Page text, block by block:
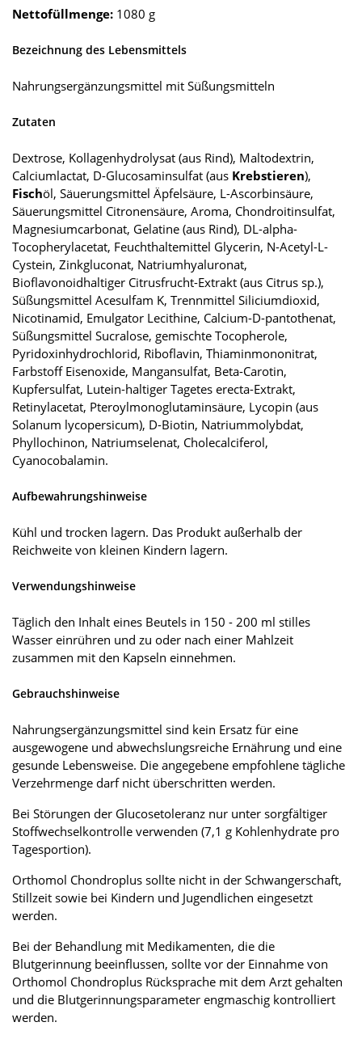
Nettofüllmenge: 1080 g
Bezeichnung des Lebensmittels
Nahrungsergänzungsmittel mit Süßungsmitteln
Zutaten
Dextrose, Kollagenhydrolysat (aus Rind), Maltodextrin,
Calciumlactat, D-Glucosaminsulfat (aus Krebstieren),
Fischöl, Säuerungsmittel Äpfelsäure, L-Ascorbinsäure,
Säuerungsmittel Citronensäure, Aroma, Chondroitinsulfat,
Magnesiumcarbonat, Gelatine (aus Rind), DL-alpha-
Tocopherylacetat, Feuchthaltemittel Glycerin, N-Acetyl-L-
Cystein, Zinkgluconat, Natriumhyaluronat,
Bioflavonoidhaltiger Citrusfrucht-Extrakt (aus Citrus sp.),
Süßungsmittel Acesulfam K, Trennmittel Siliciumdioxid,
Nicotinamid, Emulgator Lecithine, Calcium-D-pantothenat,
Süßungsmittel Sucralose, gemischte Tocopherole,
Pyridoxinhydrochlorid, Riboflavin, Thiaminmononitrat,
Farbstoff Eisenoxide, Mangansulfat, Beta-Carotin,
Kupfersulfat, Lutein-haltiger Tagetes erecta-Extrakt,
Retinylacetat, Pteroylmonoglutaminsäure, Lycopin (aus
Solanum lycopersicum), D-Biotin, Natriummolybdat,
Phyllochinon, Natriumselenat, Cholecalciferol,
Cyanocobalamin.
Aufbewahrungshinweise
Kühl und trocken lagern. Das Produkt außerhalb der
Reichweite von kleinen Kindern lagern.
Verwendungshinweise
Täglich den Inhalt eines Beutels in 150 - 200 ml stilles
Wasser einrühren und zu oder nach einer Mahlzeit
zusammen mit den Kapseln einnehmen.
Gebrauchshinweise
Nahrungsergänzungsmittel sind kein Ersatz für eine
ausgewogene und abwechslungsreiche Ernährung und eine
gesunde Lebensweise. Die angegebene empfohlene tägliche
Verzehrmenge darf nicht überschritten werden.
Bei Störungen der Glucosetoleranz nur unter sorgfältiger
Stoffwechselkontrolle verwenden (7,1 g Kohlenhydrate pro
Tagesportion).
Orthomol Chondroplus sollte nicht in der Schwangerschaft,
Stillzeit sowie bei Kindern und Jugendlichen eingesetzt
werden.
Bei der Behandlung mit Medikamenten, die die
Blutgerinnung beeinflussen, sollte vor der Einnahme von
Orthomol Chondroplus Rücksprache mit dem Arzt gehalten
und die Blutgerinnungsparameter engmaschig kontrolliert
werden.